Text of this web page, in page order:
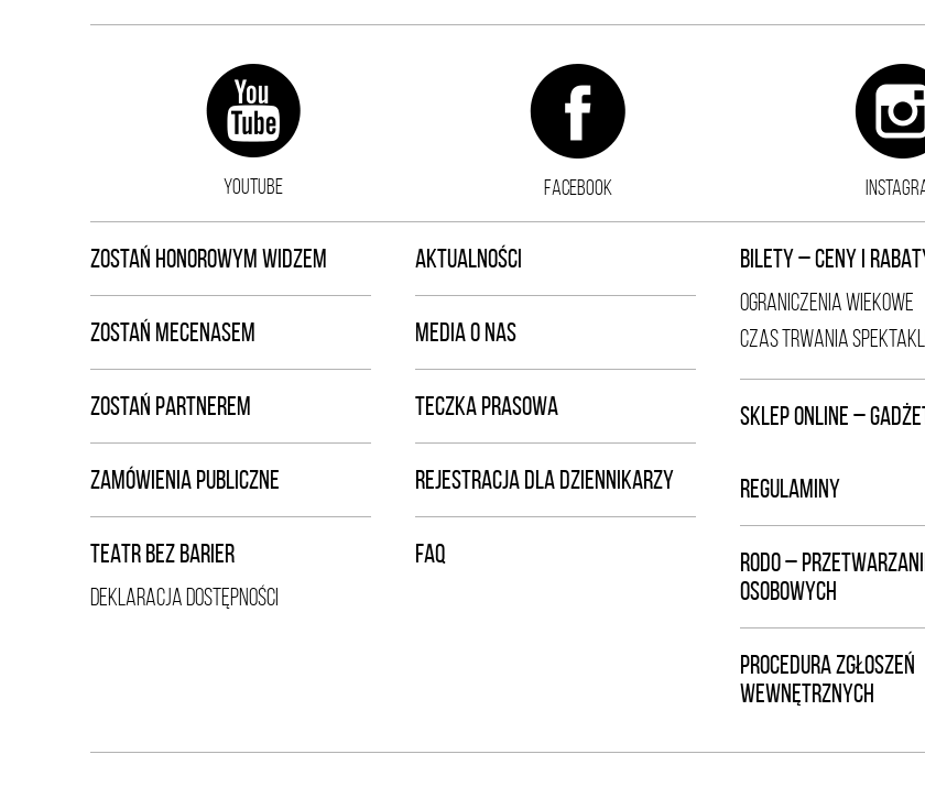
YOUTUBE FACEBOOK
ZOSTAŃ HONOROWYM WIDZEM
ZOSTAŃ MECENASEM
ZOSTAŃ PARTNEREM
ZAMÓWIENIA PUBLICZNE
TEATR BEZ BARIER
DEKLARACJA DOSTĘPNOŚCI
AKTUALNOŚCI
MEDIA O NAS
TECZKA PRASOWA
REJESTRACJA DLA DZIENNIKARZY
FAQ
BILETY – CENY I
OGRANICZENIA WIEKOWE
CZAS TRWANIA SPEKTAKLI
SKLEP ONLINE –
REGULAMINY
RODO –
OSOBOWYCH
PROCEDURA ZGŁOSZEŃ
WEWNĘTRZNYCH